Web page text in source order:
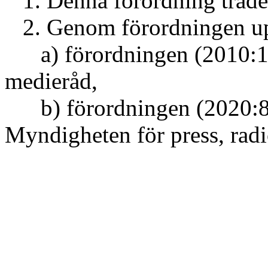
2. Genom förordningen
a) förordningen
medieråd,
b) förordningen
Myndigheten för press,